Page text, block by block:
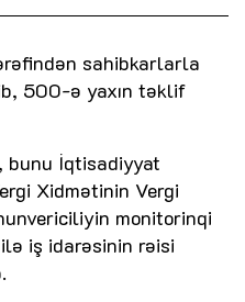
sahibkarlarla
500-ə yaxın təklif
bunu İqtisadiyyat
Xidmətinin Vergi
monitorinqi
iş idarəsinin rəisi